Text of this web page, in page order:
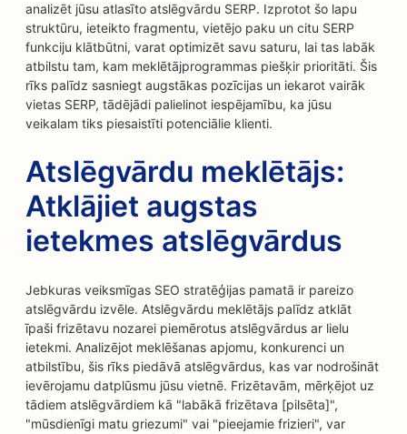
analizēt jūsu atlasīto atslēgvārdu SERP. Izprotot šo lapu
struktūru, ieteikto fragmentu, vietējo paku un citu SERP
funkciju klātbūtni, varat optimizēt savu saturu, lai tas labāk
atbilstu tam, kam meklētājprogrammas piešķir prioritāti. Šis
rīks palīdz sasniegt augstākas pozīcijas un iekarot vairāk
vietas SERP, tādējādi palielinot iespējamību, ka jūsu
veikalam tiks piesaistīti potenciālie klienti.
Atslēgvārdu meklētājs:
Atklājiet augstas
ietekmes atslēgvārdus
Jebkuras veiksmīgas SEO stratēģijas pamatā ir pareizo
atslēgvārdu izvēle. Atslēgvārdu meklētājs palīdz atklāt
īpaši frizētavu nozarei piemērotus atslēgvārdus ar lielu
ietekmi. Analizējot meklēšanas apjomu, konkurenci un
atbilstību, šis rīks piedāvā atslēgvārdus, kas var nodrošināt
ievērojamu datplūsmu jūsu vietnē. Frizētavām, mērķējot uz
tādiem atslēgvārdiem kā "labākā frizētava [pilsēta]",
"mūsdienīgi matu griezumi" vai "pieejamie frizieri", var